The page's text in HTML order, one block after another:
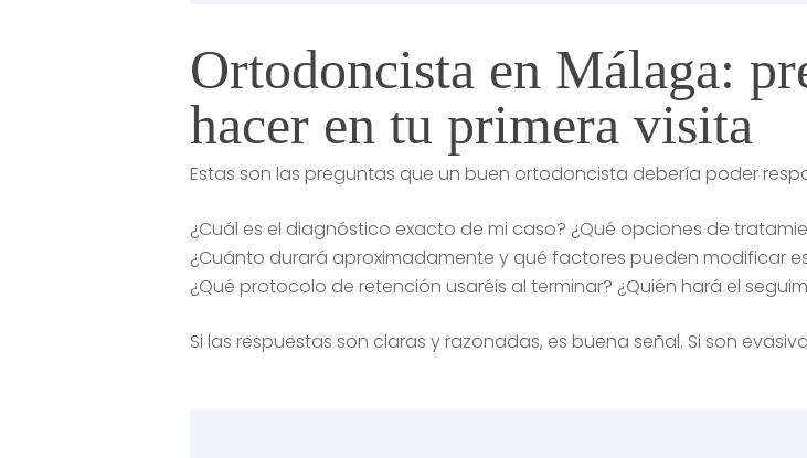
Ortodoncista en Málaga:
hacer en tu primera visita
Estas son las preguntas que un buen ortodoncista debería poder
¿Cuál es el diagnóstico exacto de mi caso? ¿Qué opciones de
¿Cuánto durará aproximadamente y qué factores pueden modificar
¿Qué protocolo de retención usaréis al terminar? ¿Quién hará el
Si las respuestas son claras y razonadas, es buena señal. Si son